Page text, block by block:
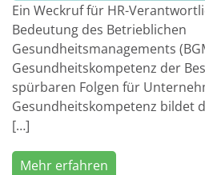
Ein Weckruf für HR-
Bedeutung des Betrieblichen
Gesundheitsmanagements
Gesundheitskompetenz der
spürbaren Folgen für
Gesundheitskompetenz bildet
[…]
Mehr erfahren